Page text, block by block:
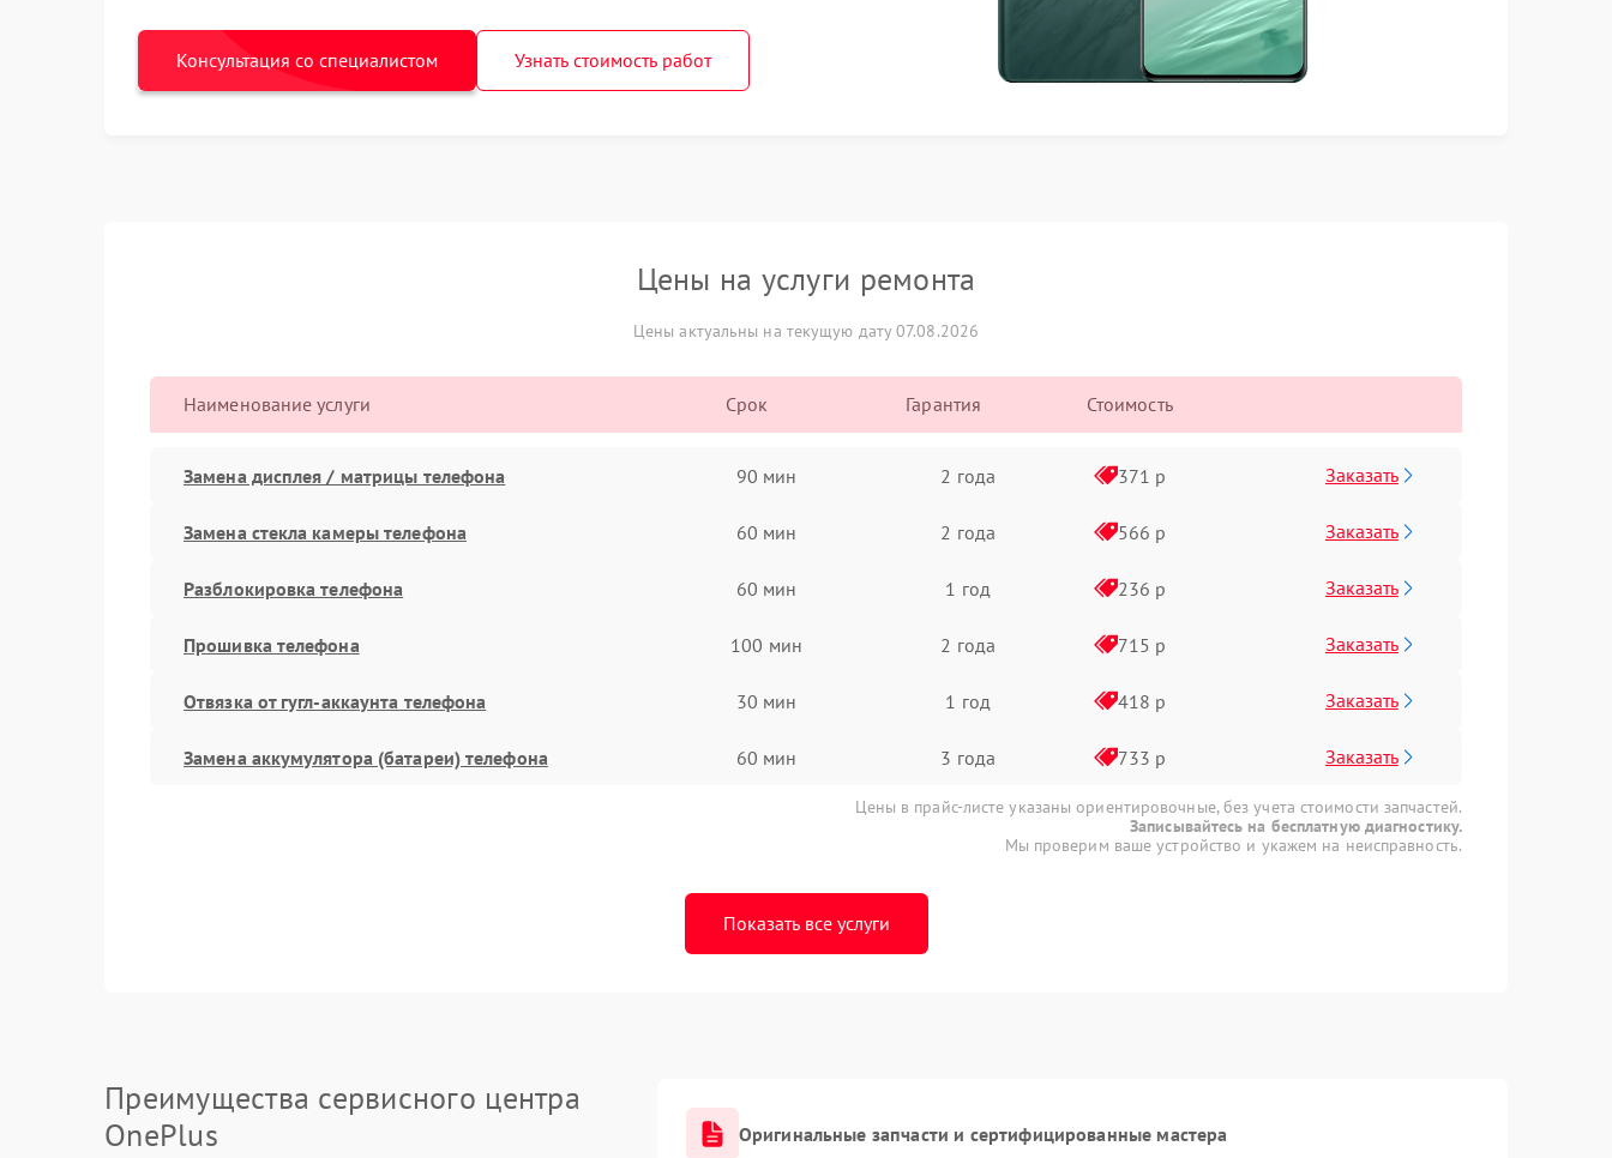
Консультация со специалистом Узнать стоимость работ
Цены на услуги ремонта
Цены актуальны на текущую дату 07.08.2026
Наименование услуги Срок Гарантия Стоимость
Замена дисплея / матрицы телефона 90 мин 2 года 371 р Заказать
Замена стекла камеры телефона 60 мин 2 года 566 р Заказать
Разблокировка телефона 60 мин 1 год 236 р Заказать
Прошивка телефона 100 мин 2 года 715 р Заказать
Отвязка от гугл-аккаунта телефона 30 мин 1 год 418 р Заказать
Замена аккумулятора (батареи) телефона 60 мин 3 года 733 р Заказать
Цены в прайс-листе указаны ориентировочные, без учета стоимости запчастей.
Записывайтесь на бесплатную диагностику.
Мы проверим ваше устройство и укажем на неисправность.
Показать все услуги
Преимущества сервисного центра
OnePlus
Оригинальные запчасти и сертифицированные мастера